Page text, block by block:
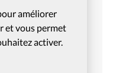
améliorer
et vous permet
activer.